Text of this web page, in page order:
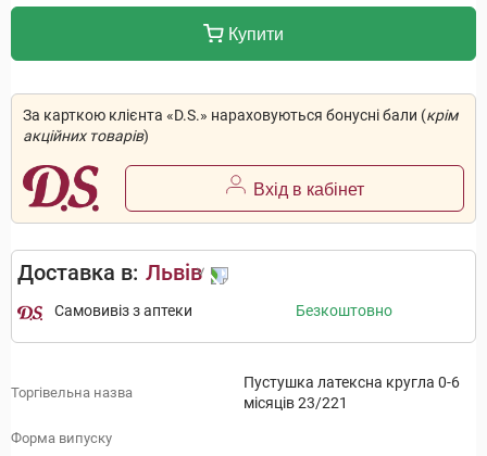
Купити
За карткою клієнта «D.S.» нараховуються бонусні бали (крім
акційних товарів)
Вхід в кабінет
Доставка в: Львів
Самовивіз з аптеки Безкоштовно
Торгівельна назва
Пустушка латексна кругла 0-6
місяців 23/221
Форма випуску